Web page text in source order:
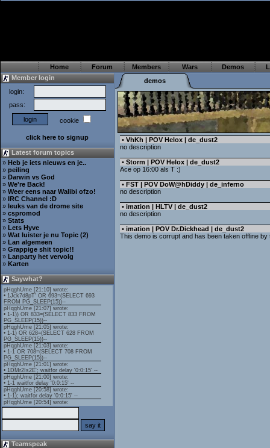
Home Forum Members Wars Demos
Member login
login:
pass:
cookie
click here to signup
Latest forum topics
» Heb je iets nieuws en je..
» peiling
» Darwin vs God
» We're Back!
» Weer eens naar Walibi ofzo!
» IRC Channel :D
» leuks van de drome site
» cspromod
» Stats
» Lets Hyve
» Wat luister je nu Topic (2)
» Lan algemeen
» Grappige shit topic!!
» Lanparty het vervolg
» Karten
Saywhat?
Teamspeak
demos
• VhKh | POV Helox | de_dust2
no description
• Storm | POV Helox | de_dust2
Ace op 16:00 als T :)
• FST | POV DoW@hDiddy | de_inferno
no description
• imation | HLTV | de_dust2
no description
• imation | POV Dr.Dickhead | de_dust2
This demo is corrupt and has been taken offline by